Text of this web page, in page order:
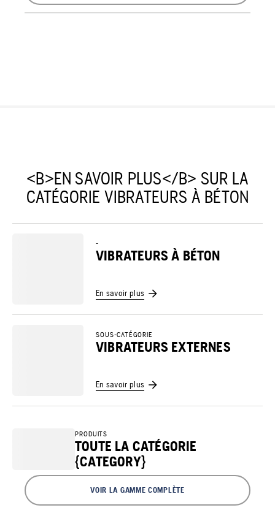
<B>EN SAVOIR PLUS</B> SUR LA
CATÉGORIE VIBRATEURS À BÉTON
-
VIBRATEURS À BÉTON
En savoir plus
SOUS-CATÉGORIE
VIBRATEURS EXTERNES
En savoir plus
PRODUITS
TOUTE LA CATÉGORIE
{CATEGORY}
VOIR LA GAMME COMPLÈTE